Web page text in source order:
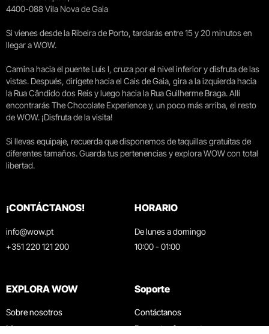
4400-088 Vila Nova de Gaia
Si vienes desde la Ribeira de Porto, tardarás entre 15 y 20 minutos en
llegar a WOW.
Camina hacia el puente Luís I, cruza por el nivel inferior y disfruta de las
vistas. Después, dirígete hacia el Cais de Gaia, gira a la izquierda hacia
la Rua Cândido dos Reis y luego hacia la Rua Guilherme Braga. Allí
encontrarás The Chocolate Experience y, un poco más arriba, el resto
de WOW. ¡Disfruta de la visita!
Si llevas equipaje, recuerda que disponemos de taquillas gratuitas de
diferentes tamaños. Guarda tus pertenencias y explora WOW con total
libertad.
¡CONTÁCTANOS!
info@wow.pt
+351 220 121 200
HORARIO
De lunes a domingo
10:00 - 01:00
EXPLORA WOW
Sobre nosotros
Museos
Soporte
Contáctanos
Preguntas frecuentes